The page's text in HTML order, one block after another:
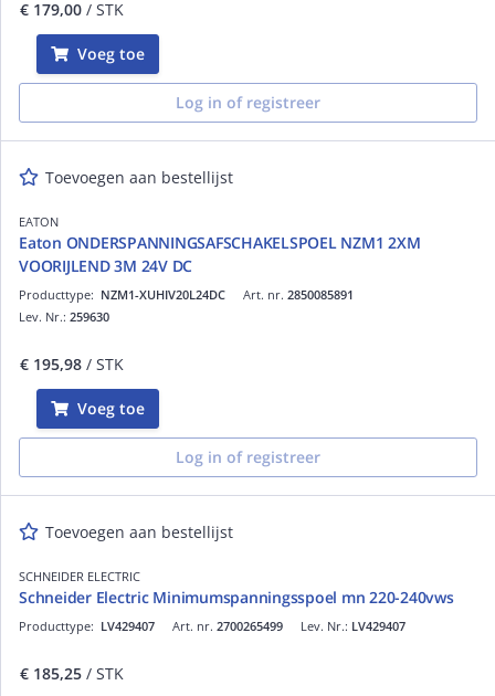
€ 179,00 / STK
Voeg toe
Log in of registreer
Toevoegen aan bestellijst
EATON
Eaton ONDERSPANNINGSAFSCHAKELSPOEL NZM1 2XM
VOORIJLEND 3M 24V DC
Art. nr. 2850085891
Producttype: NZM1-XUHIV20L24DC
Lev. Nr.: 259630
€ 195,98 / STK
Voeg toe
Log in of registreer
Toevoegen aan bestellijst
SCHNEIDER ELECTRIC
Schneider Electric Minimumspanningsspoel mn 220-240vws
Art. nr. 2700265499
Producttype: LV429407 Lev. Nr.: LV429407
€ 185,25 / STK